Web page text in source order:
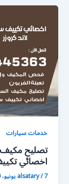
خدمات سيارات
اخصائي
alsatary/7 يونيو، 2020